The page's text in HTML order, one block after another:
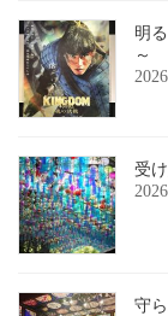
明
～
受
守